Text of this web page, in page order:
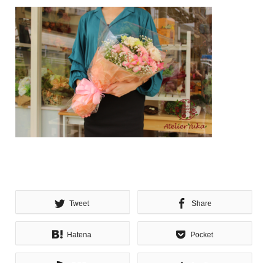
Tweet Share
Hatena Pocket